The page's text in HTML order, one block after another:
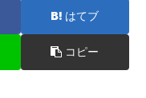
はてブ
コピー